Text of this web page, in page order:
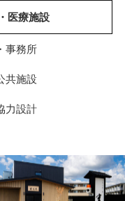
医療施設
事務所
共施設
力設計